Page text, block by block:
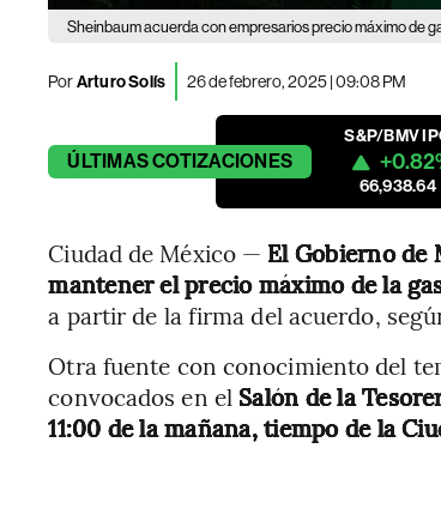
Sheinbaum acuerda con empresarios precio máximo de
PorArturo Solís 26 de febrero, 2025 | 09:08 PM
ÚLTIMASCOTIZACIONES
S&P/BMV
66,938.64
Ciudad de México — El Gobierno de
mantener el precio máximo de la
a partir de la firma del acuerdo,
Otra fuente con conocimiento del
convocados en el Salón de la
11:00 de la mañana, tiempo de la